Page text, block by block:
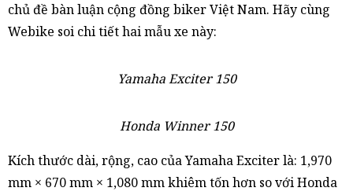
chủ đề bàn luận cộng đồng biker Việt Nam. Hãy cùng
Webike soi chi tiết hai mẫu xe này:
Yamaha Exciter 150
Honda Winner 150
Kích thước dài, rộng, cao của Yamaha Exciter là: 1,970
mm × 670 mm × 1,080 mm khiêm tốn hơn so với Honda